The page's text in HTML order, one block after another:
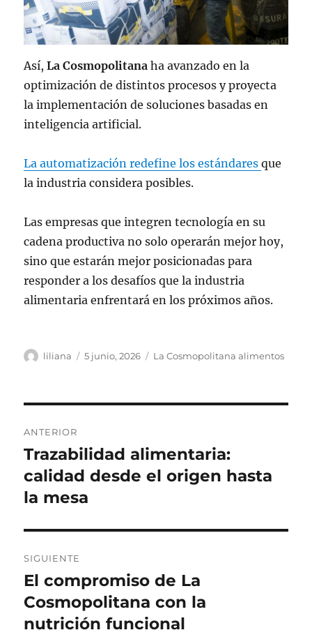
Así,La Cosmopolitana ha avanzado en la
optimización de distintos procesos y proyecta
la implementación de soluciones basadas en
inteligencia artificial.
La automatización redefine los estándaresque
la industria considera posibles.
Las empresas que integren tecnología en su
cadena productiva no solo operarán mejor hoy,
sino que estarán mejor posicionadas para
responder a los desafíos que la industria
alimentaria enfrentará en los próximos años.
Autor
liliana
Publicado
5 junio, 2026 Categorías
La Cosmopolitana alimentos
de
entradas
ANTERIOR
Entrada
anterior:
Trazabilidad alimentaria:
calidad desde el origen hasta
la mesa
SIGUIENTE
Siguiente
entrada:
El compromiso de La
Cosmopolitana con la
nutrición funcional